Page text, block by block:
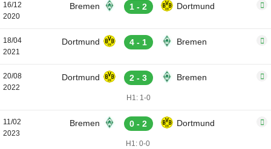
16/12
2020
Bremen 1 - 2 Dortmund
18/04
2021
Dortmund 4 - 1 Bremen
20/08
2022
Dortmund 2 - 3 Bremen
H1: 1-0
11/02
2023
Bremen 0 - 2 Dortmund
H1: 0-0